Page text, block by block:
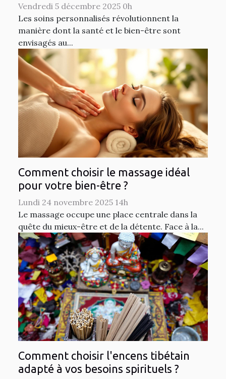
Vendredi 5 décembre 2025 0h
Les soins personnalisés révolutionnent la
manière dont la santé et le bien-être sont
envisagés au...
Comment choisir le massage idéal
pour votre bien-être ?
Lundi 24 novembre 2025 14h
Le massage occupe une place centrale dans la
quête du mieux-être et de la détente. Face à la...
Comment choisir l'encens tibétain
adapté à vos besoins spirituels ?